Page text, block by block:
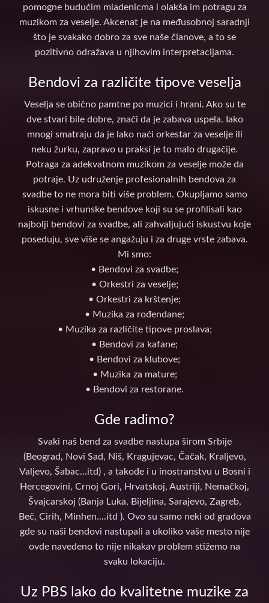
pomogne budućim mladenicma i olakša im potragu za
muzikom za veselje. Akcenat je na međusobnoj saradnji
što je svakako dobro za sve naše članove, a to se
pozitivno odražava u njihovim interpretacijama.
Bendovi za različite tipove veselja
Veselja se obično pamtne po muzici i hrani. Ako su te
dve stvari bile dobre, znači da je zabava uspela. Iako
mnogi smatraju da je lako naći orkestar za veselje ili
neku žurku, zapravo u praksi je to malo drugačije.
Potraga za adekvatnom muzikom za veselje može da
potraje. Uz udruženje profesionalnih bendova za
svadbe to ne mora biti više problem. Okupljamo samo
iskusne i vrhunske bendove koji su se profilisali kao
najbolji bendovi za svadbe, ali zahvaljujući iskustvu koje
poseduju, sve više se angažuju i za druge vrste zabava.
Mi smo:
• Bendovi za svadbe;
• Orkestri za veselje;
• Orkestri za krštenje;
• Muzika za rođendane;
• Muzika za različite tipove proslava;
• Bendovi za kafane;
• Bendovi za klubove;
• Muzika za mature;
• Bendovi za restorane.
Gde radimo?
Svaki naš bend za svadbe nastupa širom Srbije
(Beograd, Novi Sad, Niš, Kragujevac, Čačak, Kraljevo,
Valjevo, Šabac...itd) , a takođe i u inostranstvu u Bosni i
Hercegovini, Crnoj Gori, Hrvatskoj, Austriji, Nemačkoj,
Švajcarskoj (Banja Luka, Bijeljina, Sarajevo, Zagreb,
Beč, Cirih, Minhen....itd ). Ovo su samo neki od gradova
gde su naši bendovi nastupali a ukoliko vaše mesto nije
ovde navedeno to nije nikakav problem stižemo na
svaku lokaciju.
Uz PBS lako do kvalitetne muzike za